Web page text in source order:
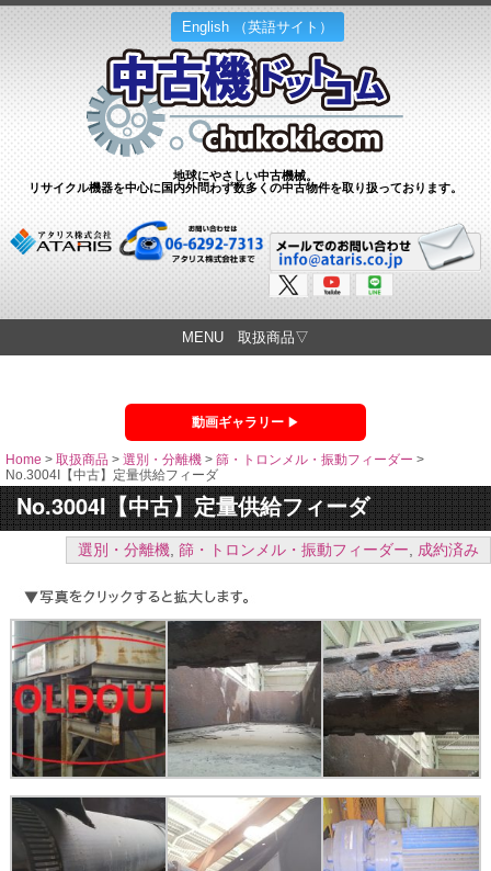
English （英語サイト）
地球にやさしい中古機械。
リサイクル機器を中心に国内外問わず数多くの中古物件を取り扱っております。
MENU 取扱商品▽
動画ギャラリー
Home > 取扱商品 > 選別・分離機 > 篩・トロンメル・振動フィーダー >
No.3004I【中古】定量供給フィーダ
No.3004I【中古】定量供給フィーダ
選別・分離機, 篩・トロンメル・振動フィーダー, 成約済み